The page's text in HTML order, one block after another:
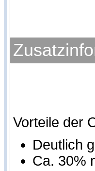
Vorteile der
Deutlich
Ca. 30%